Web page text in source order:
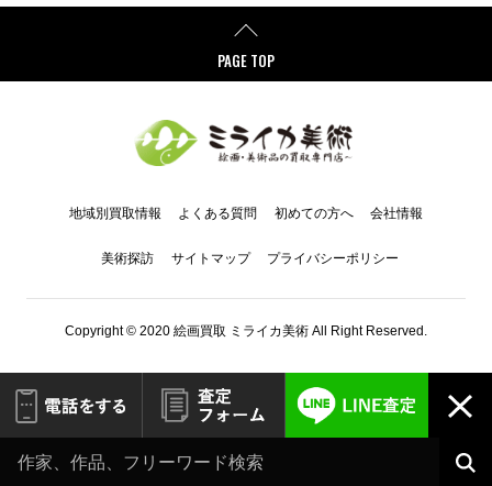
PAGE TOP
地域別買取情報 よくある質問 初めての方へ 会社情報
美術探訪 サイトマップ プライバシーポリシー
Copyright © 2020 絵画買取 ミライカ美術 All Right Reserved.